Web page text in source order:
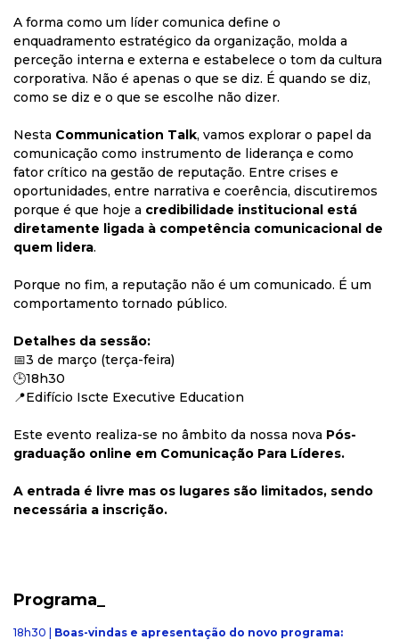
A forma como um líder comunica define o
enquadramento estratégico da organização, molda a
perceção interna e externa e estabelece o tom da cultura
corporativa. Não é apenas o que se diz. É quando se diz,
como se diz e o que se escolhe não dizer.
Nesta Communication Talk, vamos explorar o papel da
comunicação como instrumento de liderança e como
fator crítico na gestão de reputação. Entre crises e
oportunidades, entre narrativa e coerência, discutiremos
porque é que hoje a credibilidade institucional está
diretamente ligada à competência comunicacional de
quem lidera.
Porque no fim, a reputação não é um comunicado. É um
comportamento tornado público.
Detalhes da sessão:
📅3 de março (terça-feira)
🕒18h30
📍Edifício Iscte Executive Education
Este evento realiza-se no âmbito da nossa nova Pós-
graduação online em Comunicação Para Líderes.
A entrada é livre mas os lugares são limitados, sendo
necessária a inscrição.
Programa
18h30 | Boas-vindas e apresentação do novo programa: